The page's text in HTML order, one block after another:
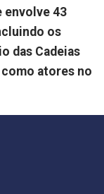
envolve 43
os
das Cadeias
atores no